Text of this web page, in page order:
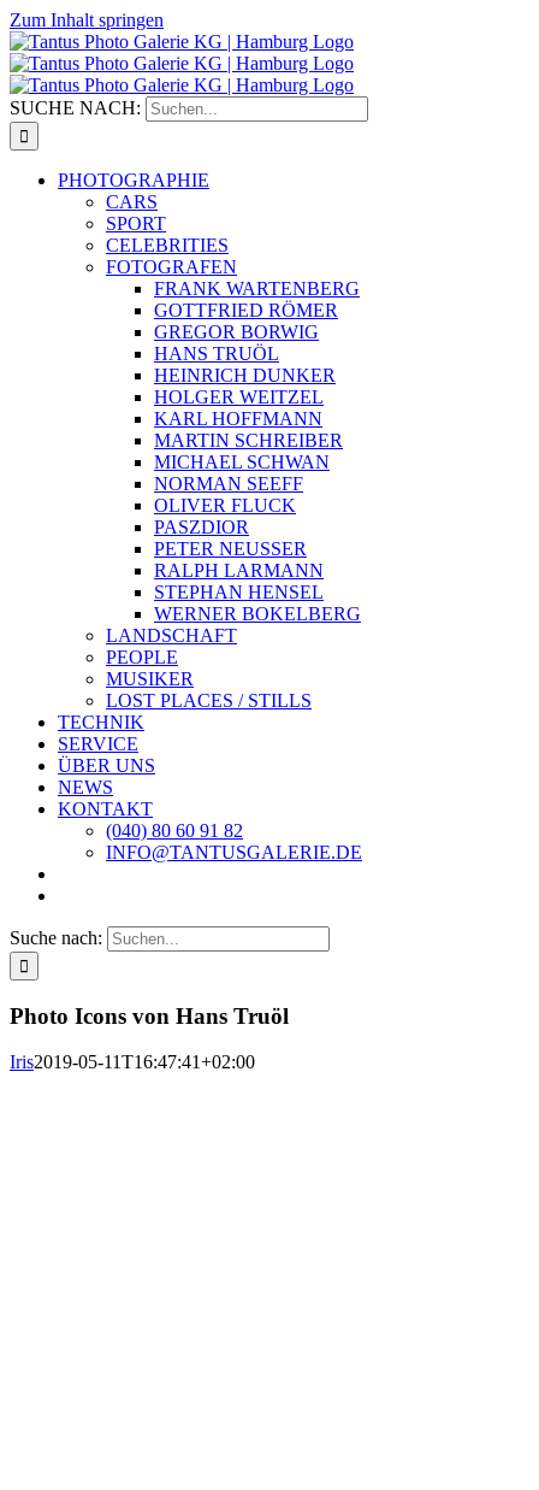
Zum Inhalt springen
SUCHE NACH:
PHOTOGRAPHIE
CARS
SPORT
CELEBRITIES
FOTOGRAFEN
FRANK WARTENBERG
GOTTFRIED RÖMER
GREGOR BORWIG
HANS TRUÖL
HEINRICH DUNKER
HOLGER WEITZEL
KARL HOFFMANN
MARTIN SCHREIBER
MICHAEL SCHWAN
NORMAN SEEFF
OLIVER FLUCK
PASZDIOR
PETER NEUSSER
RALPH LARMANN
STEPHAN HENSEL
WERNER BOKELBERG
LANDSCHAFT
PEOPLE
MUSIKER
LOST PLACES / STILLS
TECHNIK
SERVICE
ÜBER UNS
NEWS
KONTAKT
(040) 80 60 91 82
INFO@TANTUSGALERIE.DE
Suche nach:
Photo Icons von Hans Truöl
Iris2019-05-11T16:47:41+02:00